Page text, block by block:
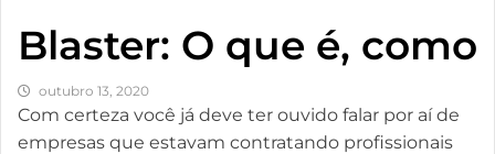
Blaster: O que é, como
outubro 13, 2020
Com certeza você já deve ter ouvido falar por aí de
empresas que estavam contratando profissionais